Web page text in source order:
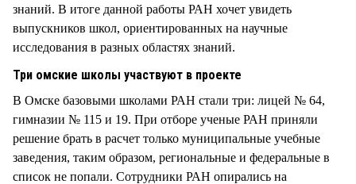
знаний. В итоге данной работы РАН хочет увидеть
выпускников школ, ориентированных на научные
исследования в разных областях знаний.
Три омские школы участвуют в проекте
В Омске базовыми школами РАН стали три: лицей № 64,
гимназии № 115 и 19. При отборе ученые РАН приняли
решение брать в расчет только муниципальные учебные
заведения, таким образом, региональные и федеральные в
список не попали. Сотрудники РАН опирались на